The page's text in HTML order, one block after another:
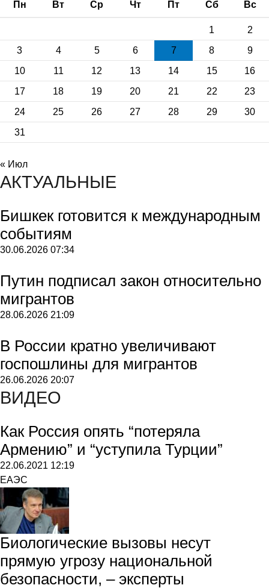
Пн Вт Ср Чт Пт Сб Вс
1
2
3
4 5 6 7 8
9
10
11 12 13 14 15
16
17
18 19 20 21 22
23
24
25 26 27 28 29
30
31
« Июл
АКТУАЛЬНЫЕ
Бишкек готовится к международным
событиям
30.06.2026 07:34
Путин подписал закон относительно
мигрантов
28.06.2026 21:09
В России кратно увеличивают
госпошлины для мигрантов
26.06.2026 20:07
ВИДЕО
Как Россия опять “потеряла
Армению” и “уступила Турции”
22.06.2021 12:19
ЕАЭС
Биологические вызовы несут
прямую угрозу национальной
безопасности, – эксперты